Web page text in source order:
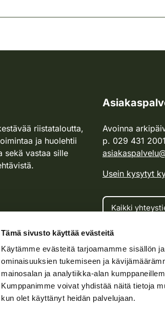
Tämä sivusto käyttää evästeitä
Käytämme evästeitä tarjoamamme sisällön
ominaisuuksien tukemiseen ja
mainosalan ja analytiikka-alan
Kumppanimme voivat yhdistää näitä tietoja
kun olet käyttänyt heidän palvelujaan.
riistataloutta,
ja huolehtii
sekä vastaa sille
Avoinna
p. 029 431 2001
Usein kysytyt
Kaikki
Metsästyskortti-
Oma riista -asiat
Lupa-asiat